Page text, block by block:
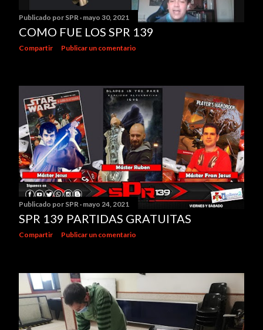
a
s
Publicado por SPR mayo 30, 2021
COMO FUE LOS SPR 139
Compartir Publicar un comentario
Publicado por SPR mayo 24, 2021
SPR 139 PARTIDAS GRATUITAS
Compartir Publicar un comentario